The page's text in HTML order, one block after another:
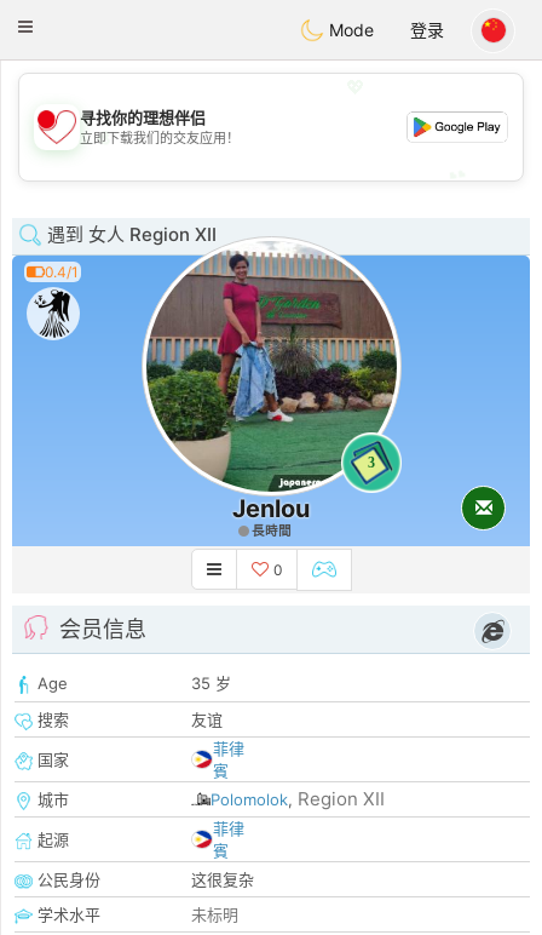
Chat
Toggle
Mode 登录
💖
💕
寻找你的理想伴侣
立即下载我们的交友应用！
遇到 女人 Region XII
0.4/1
3
Jenlou
長時間
0
会员信息
Age
35 岁
搜索
友谊
国家
菲律
賓
城市
Polomolok, Region XII
起源
菲律
賓
公民身份
这很复杂
学术水平
未标明